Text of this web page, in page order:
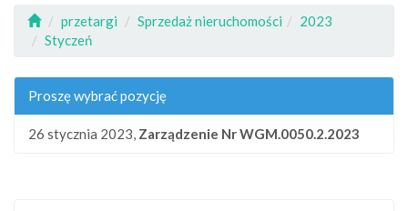
przetargi Sprzedaż nieruchomości
2023
Styczeń
Proszę wybrać pozycję
26 stycznia 2023, Zarządzenie Nr WGM.0050.2.2023